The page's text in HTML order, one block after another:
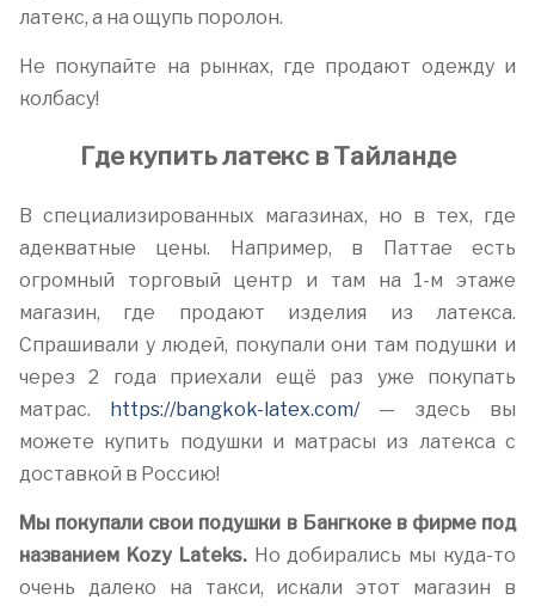
латекс, а на ощупь поролон.
Не покупайте на рынках, где продают одежду и
колбасу!
Где купить латекс в Тайланде
В специализированных магазинах, но в тех, где
адекватные цены. Например, в Паттае есть
огромный торговый центр и там на 1-м этаже
магазин, где продают изделия из латекса.
Спрашивали у людей, покупали они там подушки и
через 2 года приехали ещё раз уже покупать
матрас. https://bangkok-latex.com/— здесь вы
можете купить подушки и матрасы из латекса с
доставкой в Россию!
Мы покупали свои подушки в Бангкоке в фирме под
названием Kozy Lateks.Но добирались мы куда-то
очень далеко на такси, искали этот магазин в